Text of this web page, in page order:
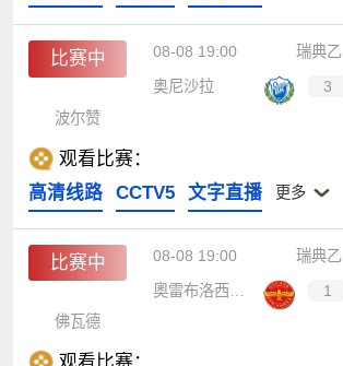
比赛中 08-08 19:00
瑞典乙
奥尼沙拉
3
波尔赞
观看比赛：
高清线路
CCTV5 文字直播 更多
比赛中 08-08 19:00
瑞典乙
1
佛瓦德